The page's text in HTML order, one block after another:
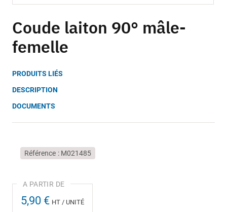
to
the
beginning
of
images
gallery
Coude laiton 90° mâle-
femelle
PRODUITS LIÉS
DESCRIPTION
DOCUMENTS
Référence M021485
5,90 € HT / UNITÉ